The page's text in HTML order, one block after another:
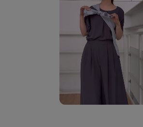
接触冷感、イージーケア、UVカット、遮熱、吸水速
同素材のブラウス（商品番号：153－85512、153